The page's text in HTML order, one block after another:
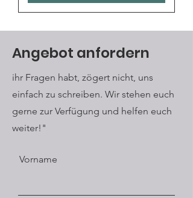
Angebot anfordern
ihr Fragen habt, zögert nicht, uns
einfach zu schreiben. Wir stehen euch
gerne zur Verfügung und helfen euch
weiter!"
Vorname